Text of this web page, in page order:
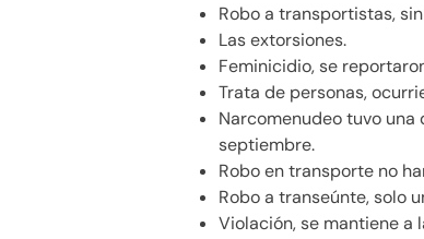
Robo a transportistas,
Las extorsiones.
Feminicidio, se
Trata de personas,
Narcomenudeo tuvo una
septiembre.
Robo en transporte no
Robo a transeúnte, solo
Violación, se mantiene a